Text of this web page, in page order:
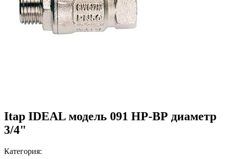
Itap IDEAL модель 091 НР-ВР диаметр
3/4"
Категория: